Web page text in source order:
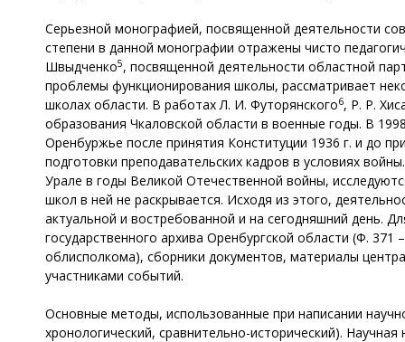
Серьезной монографией, посвященной деятельности
степени в данной монографии отражены чисто
Швыдченко5, посвященной деятельности областной
проблемы функционирования школы, рассматривает
школах области. В работах Л. И. Футорянского6, Р. Р.
образования Чкаловской области в военные годы. В
Оренбуржье после принятия Конституции 1936 г. и до
подготовки преподавательских кадров в условиях
Урале в годы Великой Отечественной войны,
школ в ней не раскрывается. Исходя из этого,
актуальной и востребованной и на сегодняшний день.
государственного архива Оренбургской области (Ф.
облисполкома), сборники документов, материалы
участниками событий.
Основные методы, использованные при написании
хронологический, сравнительно-исторический).